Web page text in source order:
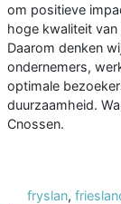
om positieve
hoge kwaliteit van
Daarom denken
ondernemers,
optimale
duurzaamheid.
Cnossen.
fryslan,